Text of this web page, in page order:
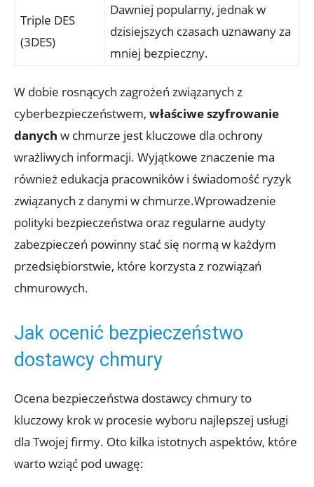
Triple DES
(3DES)
Dawniej popularny, jednak w
dzisiejszych czasach uznawany za
mniej bezpieczny.
W dobie rosnących zagrożeń związanych ‌z
cyberbezpieczeństwem, właściwe szyfrowanie
danych w ‌chmurze jest kluczowe dla ochrony
wrażliwych informacji. Wyjątkowe znaczenie ma
również ⁢edukacja​ pracowników⁢ i świadomość ryzyk
związanych z danymi w chmurze.Wprowadzenie
polityki bezpieczeństwa⁤ oraz regularne⁤ audyty
zabezpieczeń powinny stać się normą w każdym
⁢przedsiębiorstwie,⁤ które korzysta z rozwiązań
chmurowych.
Jak ocenić bezpieczeństwo
dostawcy chmury
Ocena ‌bezpieczeństwa dostawcy‍ chmury⁢ to
kluczowy krok w ⁣procesie wyboru najlepszej⁤ usługi
dla Twojej firmy. Oto kilka istotnych aspektów, które
warto wziąć ‌pod uwagę: